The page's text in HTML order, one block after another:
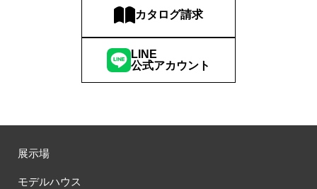
カタログ請求
LINE
公式アカウント
展示場
モデルハウス